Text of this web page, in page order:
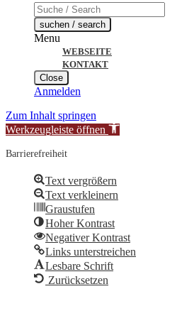
Products
search
suchen / search
Menu
WEBSEITE
KONTAKT
Close
Anmelden
Zum Inhalt springen
Werkzeugleiste öffnen
Barrierefreiheit
Text vergrößern
Text verkleinern
Graustufen
Hoher Kontrast
Negativer Kontrast
Links unterstreichen
Lesbare Schrift
Zurücksetzen